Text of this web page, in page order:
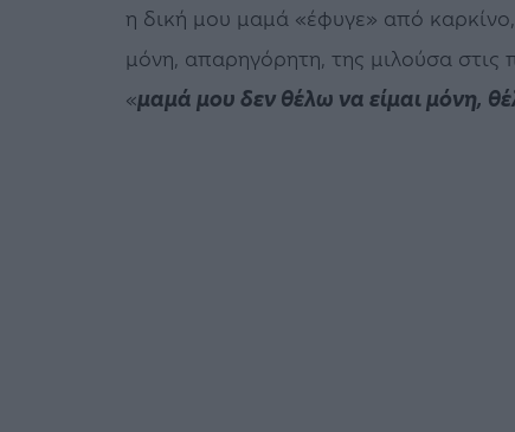
η δική μου μαμά «έφυγε» από
μόνη, απαρηγόρητη, της μιλούσα στις
«μαμά μου δεν θέλω να είμαι μόνη,